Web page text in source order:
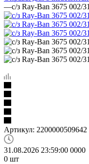
—с/з Ray-Ban 3675 002/
Артикул: 2200000509642
31.08.2026 23:59:00 0000
0 шт